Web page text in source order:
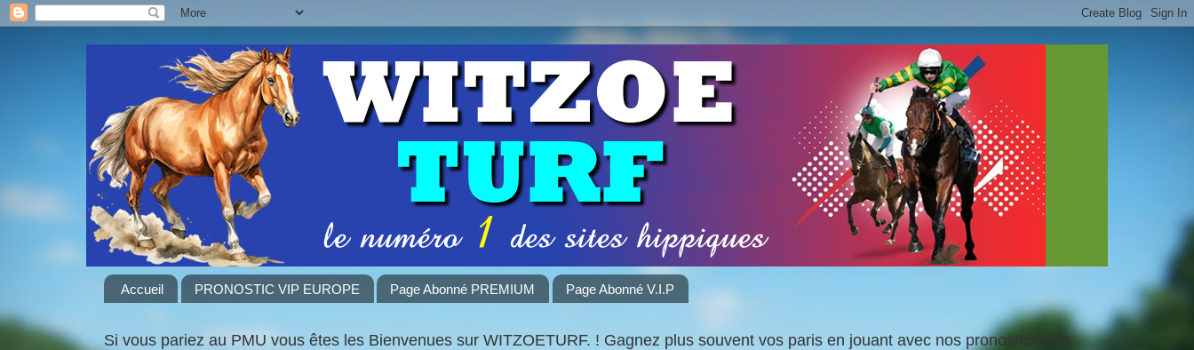
Accueil PRONOSTIC VIP EUROPE Page Abonné PREMIUM Page Abonné V.I.P
Si vous pariez au PMU vous êtes les Bienvenues sur WITZOETURF. ! Gagnez plus souvent vos paris en jouant avec nos pronostics faits